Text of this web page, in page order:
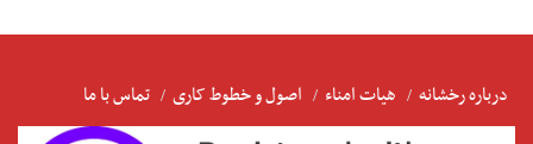
درباره رخشانه هیات امناء اصول و خطوط کاری تماس با ما